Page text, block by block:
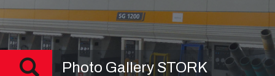
Photo Gallery STORK